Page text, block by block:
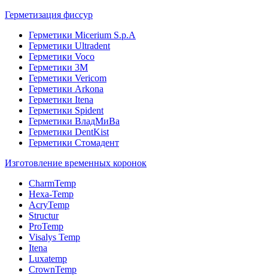
Герметизация фиссур
Герметики Micerium S.p.A
Герметики Ultradent
Герметики Voco
Герметики 3M
Герметики Vericom
Герметики Arkona
Герметики Itena
Герметики Spident
Герметики ВладМиВа
Герметики DentKist
Герметики Стомадент
Изготовление временных коронок
CharmTemp
Hexa-Temp
AcryTemp
Structur
ProTemp
Visalys Temp
Itena
Luxatemp
CrownTemp